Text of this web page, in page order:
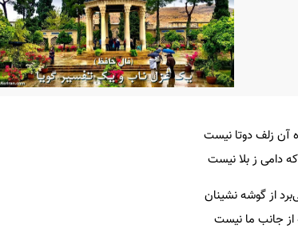
آن زلف دوتا نیست
دامی ز بلا نیست
از گوشه نشینان
از جانب ما نیست